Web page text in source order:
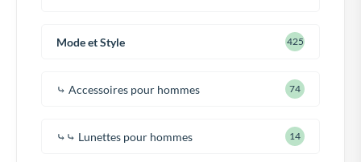
Mode et Style 425
⤷ Accessoires pour hommes 74
⤷⤷ Lunettes pour hommes 14